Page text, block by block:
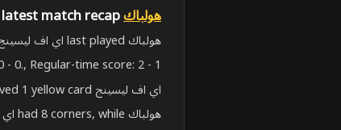
هولباك
هولباك last played اي اف ليسينج in دوري الدرجة الثالثة الدنماركي المجموعة A on May 30, 2026, 11:00:00 AM UTC. The match finished 2 - 1 (فوز).
0., Regular-time score: 2 - 1..
اي اف ليسينج received 1 yellow card.
هولباك had 8 corners, while اي اف ليسينج had 5.